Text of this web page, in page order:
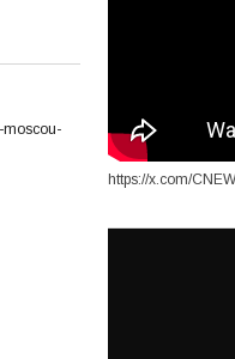
moscou-
https://x.com/